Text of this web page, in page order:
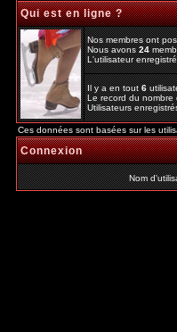
Qui est en ligne ?
Nos membres ont
Nous avons24
L'utilisateur
Il y a en tout6
Le record du
Utilisateurs
Ces données sont basées sur les
Connexion
Nom